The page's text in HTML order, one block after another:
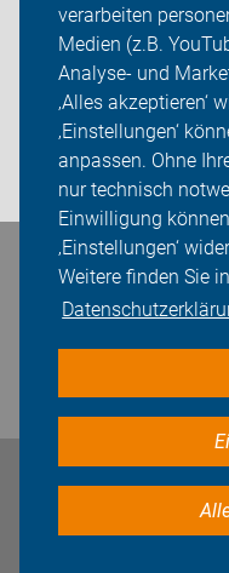
verarbeiten
Medien (z.B.
Analyse- und
‚Alles akzeptieren‘
‚Einstellungen‘
anpassen. Ohne
nur technisch
Einwilligung
‚Einstellungen‘
Weitere finden Sie
ADFC Köln
Sei dabei
Presse
Bleiben Sie in Kontakt